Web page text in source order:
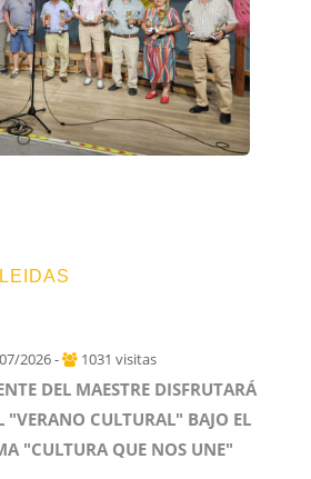
LEIDAS
2026 - 1031 visitas
DEL MAESTRE DISFRUTARÁ
"VERANO CULTURAL" BAJO EL
"CULTURA QUE NOS UNE"